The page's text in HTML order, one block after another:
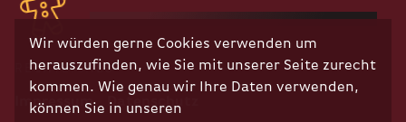
Wir würden gerne Cookies verwenden um
herauszufinden, wie Sie mit unserer Seite zurecht
kommen. Wie genau wir Ihre Daten verwenden,
können Sie in unseren
RECHTLICHES
Impressum Datenschutz